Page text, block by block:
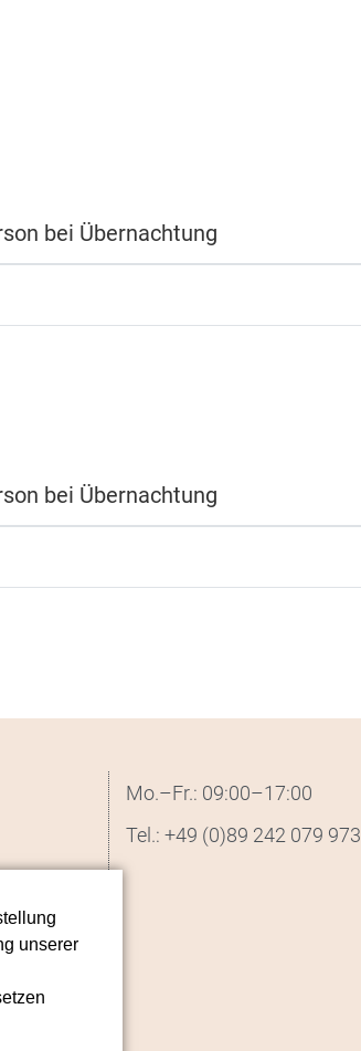
unserer
bei Übernachtung
bei Übernachtung
Mo.–Fr.: 09:00–17:00
Tel.: +49 (0)89 242 079 973